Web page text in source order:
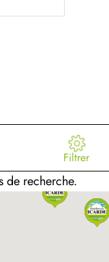
Filtrer
de recherche.